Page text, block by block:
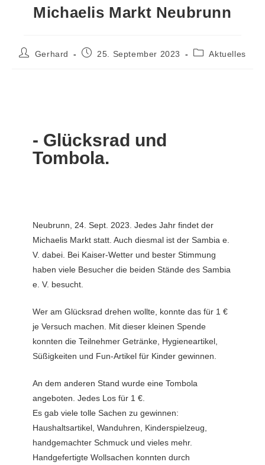
Michaelis Markt Neubrunn
Gerhard 25. September 2023 Aktuelles
- Glücksrad und
Tombola.
Neubrunn, 24. Sept. 2023. Jedes Jahr findet der
Michaelis Markt statt. Auch diesmal ist der Sambia e.
V. dabei. Bei Kaiser-Wetter und bester Stimmung
haben viele Besucher die beiden Stände des Sambia
e. V. besucht.
Wer am Glücksrad drehen wollte, konnte das für 1 €
je Versuch machen. Mit dieser kleinen Spende
konnten die Teilnehmer Getränke, Hygieneartikel,
Süßigkeiten und Fun-Artikel für Kinder gewinnen.
An dem anderen Stand wurde eine Tombola
angeboten. Jedes Los für 1 €.
Es gab viele tolle Sachen zu gewinnen:
Haushaltsartikel, Wanduhren, Kinderspielzeug,
handgemachter Schmuck und vieles mehr.
Handgefertigte Wollsachen konnten durch